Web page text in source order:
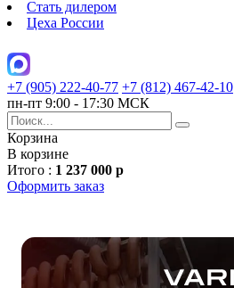
Стать дилером
Цеха России
+7 (905) 222-40-77 +7 (812) 467-42-10
пн-пт 9:00 - 17:30 МСК
Корзина
В корзине
Итого : 1 237 000 р
Оформить заказ